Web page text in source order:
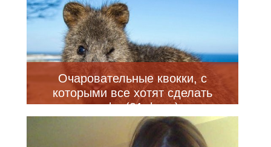
Очаровательные квокки, с
которыми все хотят сделать
селфи (21 фото)